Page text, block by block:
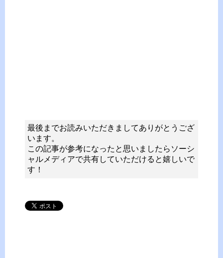
最後までお読みいただきましてありがとうござ
います。
この記事が参考になったと思いましたらソーシ
ャルメディアで共有していただけると嬉しいで
す！